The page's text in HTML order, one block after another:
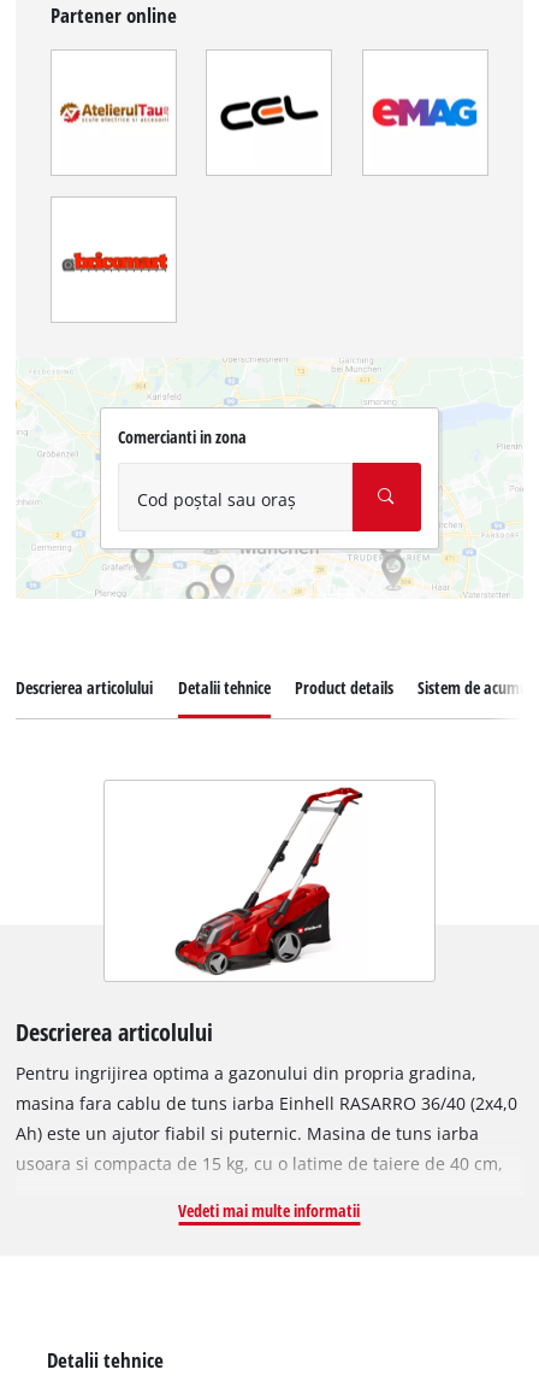
Partener online
Comercianti in zona
Cod poștal sau oraș
Descrierea articolului Detalii tehnice Product details Sistem de
Descrierea articolului
Pentru ingrijirea optima a gazonului din propria gradina,
masina fara cablu de tuns iarba Einhell RASARRO 36/40 (2x4,0
Ah) este un ajutor fiabil si puternic. Masina de tuns iarba
usoara si compacta de 15 kg, cu o latime de taiere de 40 cm,
pentru peluze de pana la 500 m². Masina fara cablu de tuns
puterea a doi acumulatori puternici de 18 V pentru o utilizare
Vedeti mai multe informatii
Detalii tehnice